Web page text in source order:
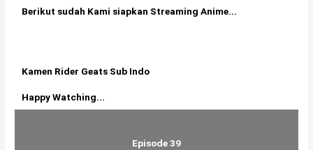
Berikut sudah Kami siapkan Streaming Anime...
Kamen Rider Geats Sub Indo
Happy Watching...
Episode 39